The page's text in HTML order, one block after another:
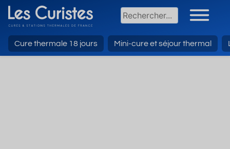
Cure thermale 18 jours Mini-cure et séjour thermal